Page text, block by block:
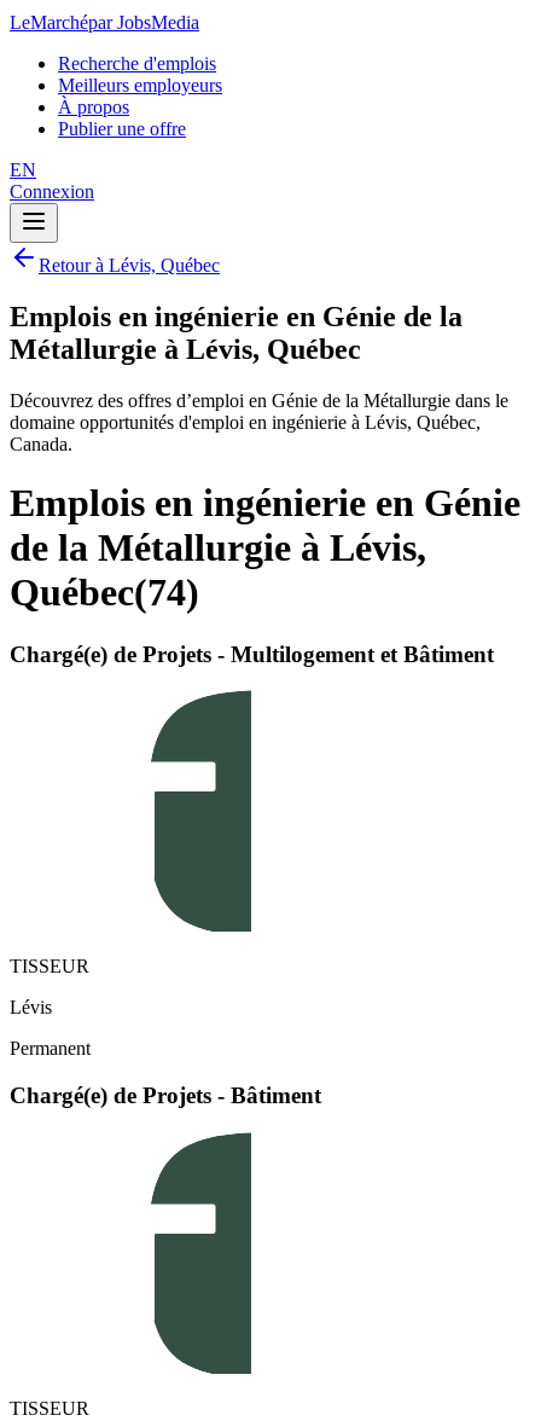
LeMarchépar JobsMedia
Recherche d'emplois
Meilleurs employeurs
À propos
Publier une offre
EN
Connexion
Retour à Lévis, Québec
Emplois en ingénierie en Génie de la
Métallurgie à Lévis, Québec
Découvrez des offres d’emploi en Génie de la Métallurgie dans le
domaine opportunités d'emploi en ingénierie à Lévis, Québec,
Canada.
Emplois en ingénierie en Génie
de la Métallurgie à Lévis,
Québec(74)
Chargé(e) de Projets - Multilogement et Bâtiment
TISSEUR
Lévis
Permanent
Chargé(e) de Projets - Bâtiment
TISSEUR